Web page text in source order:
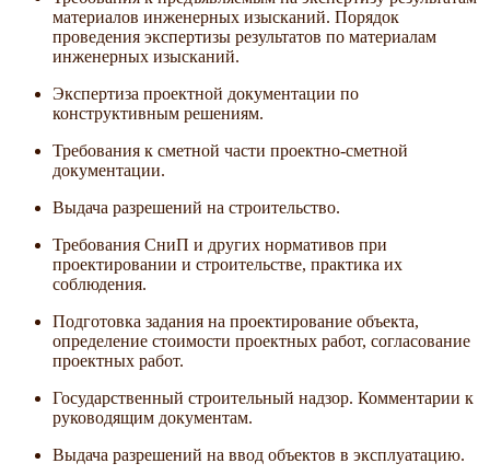
материалов инженерных изысканий. Порядок
проведения экспертизы результатов по материалам
инженерных изысканий.
Экспертиза проектной документации по
конструктивным решениям.
Требования к сметной части проектно-сметной
документации.
Выдача разрешений на строительство.
Требования СниП и других нормативов при
проектировании и строительстве, практика их
соблюдения.
Подготовка задания на проектирование объекта,
определение стоимости проектных работ, согласование
проектных работ.
Государственный строительный надзор. Комментарии к
руководящим документам.
Выдача разрешений на ввод объектов в эксплуатацию.